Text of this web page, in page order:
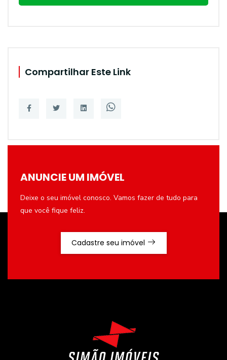
Compartilhar Este Link
ANUNCIE UM IMÓVEL
Deixe o seu imóvel conosco. Vamos fazer de tudo para
que você fique feliz.
Cadastre seu imóvel